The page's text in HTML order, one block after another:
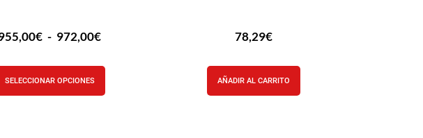
€ - 972,00€
SELECCIONAR OPCIONES
78,29€
AÑADIR AL CARRITO